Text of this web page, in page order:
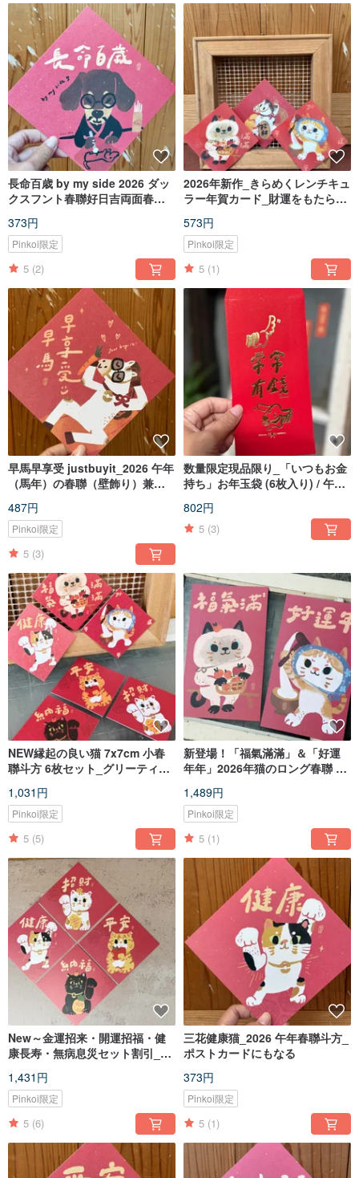
長命百歳 by my side 2026 ダッ
クスフント春聯好日吉両面春聯
373円
Pinkoi限定
5 (2)
2026年新作_きらめくレンチキュ
ラー年賀カード_財運をもたらす
くめ
573円
Pinkoi限定
5 (1)
早馬早享受 justbuyit_2026 午年
（馬年）の春聯（壁飾り）兼ポ
487円
Pinkoi限定
5 (3)
数量限定現品限り_「いつもお金
持ち」お年玉袋 (6枚入り) / 午年
802円
5 (3)
NEW縁起の良い猫 7x7cm 小春
聯斗方 6枚セット_グリーティン
も
1,031円
Pinkoi限定
5 (5)
新登場！「福氣滿滿」＆「好運
年年」2026年猫のロング春聯 _
1,489円
Pinkoi限定
5 (1)
New～金運招来・開運招福・健
康長寿・無病息災セット割引_4
1,431円
Pinkoi限定
5 (6)
三花健康猫_2026 午年春聯斗方_
ポストカードにもなる
373円
Pinkoi限定
5 (1)